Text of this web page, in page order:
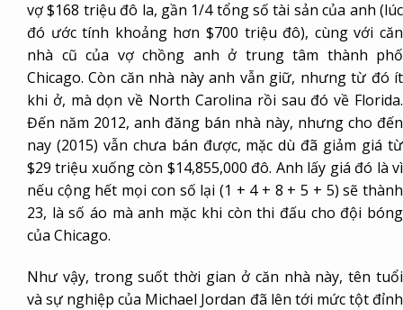
vợ $168 triệu đô la, gần 1/4 tổng số tài sản của anh (lúc
đó ước tính khoảng hơn $700 triệu đô), cùng với căn
nhà cũ của vợ chồng anh ở trung tâm thành phố
Chicago. Còn căn nhà này anh vẫn giữ, nhưng từ đó ít
khi ở, mà dọn về North Carolina rồi sau đó về Florida.
Đến năm 2012, anh đăng bán nhà này, nhưng cho đến
nay (2015) vẫn chưa bán được, mặc dù đã giảm giá từ
$29 triệu xuống còn $14,855,000 đô. Anh lấy giá đó là vì
nếu cộng hết mọi con số lại (1 + 4 + 8 + 5 + 5) sẽ thành
23, là số áo mà anh mặc khi còn thi đấu cho đội bóng
của Chicago.
Như vậy, trong suốt thời gian ở căn nhà này, tên tuổi
và sự nghiệp của Michael Jordan đã lên tới mức tột đỉnh